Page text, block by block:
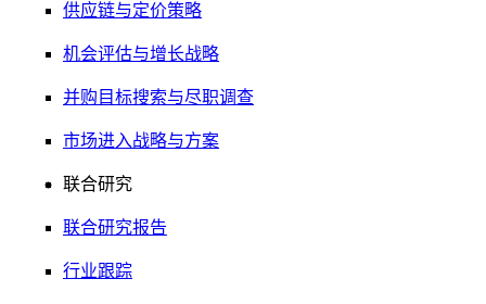
供应链与定价策略
机会评估与增长战略
并购目标搜索与尽职调查
市场进入战略与方案
联合研究
联合研究报告
行业跟踪